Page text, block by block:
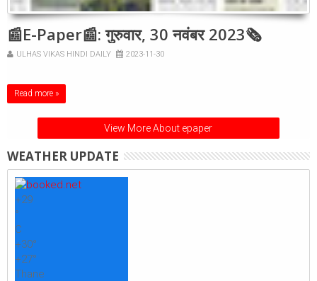
📰E-Paper📰: गुरुवार, 30 नवंबर 2023🗞
ULHAS VIKAS HINDI DAILY 2023-11-30
Read more »
View More About epaper
WEATHER UPDATE
+29
°
C
+30°
+27°
Thane